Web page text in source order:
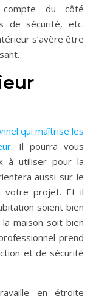
du côté
de sécurité, etc.
s’avère être
qui maîtrise les
. Il pourra vous
à utiliser pour la
aussi sur le
votre projet. Et il
soient bien
maison soit bien
prend
et de sécurité
en étroite